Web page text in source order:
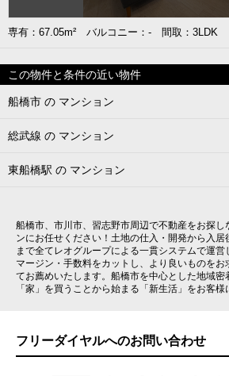
専有：67.05m² バルコニー：- 間取：3LDK
この物件と条件の近い物件
船橋市 の マンション
総武線 の マンション
東船橋駅 の マンション
船橋市、市川市、習志野市周辺で不動産をお探
ンにお任せください！土地の仕入・開発から入
まで全てレオグループによる一貫システムで運
マージン・手数料をカットし、より良いものを
てお薦めいたします。船橋市を中心とした地域密
「家」を買うことから始まる「新生活」をお客様
フリーダイヤルへのお問い合わせ